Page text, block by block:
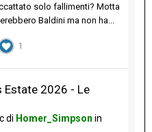
solo fallimenti? Motta
Baldini ma non ha...
1
Estate 2026 - Le
di Homer_Simpson in